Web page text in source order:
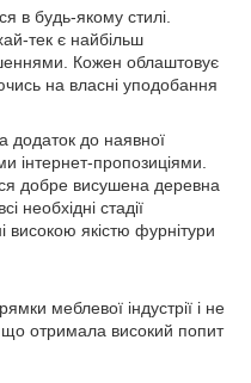
в будь-якому стилі.
тек є найбільш
Кожен облаштовує
на власні уподобання
додаток до наявної
інтернет-пропозиціями.
добре висушена деревна
необхідні стадії
високою якістю фурнітури
меблевої індустрії і не
що отримала високий попит